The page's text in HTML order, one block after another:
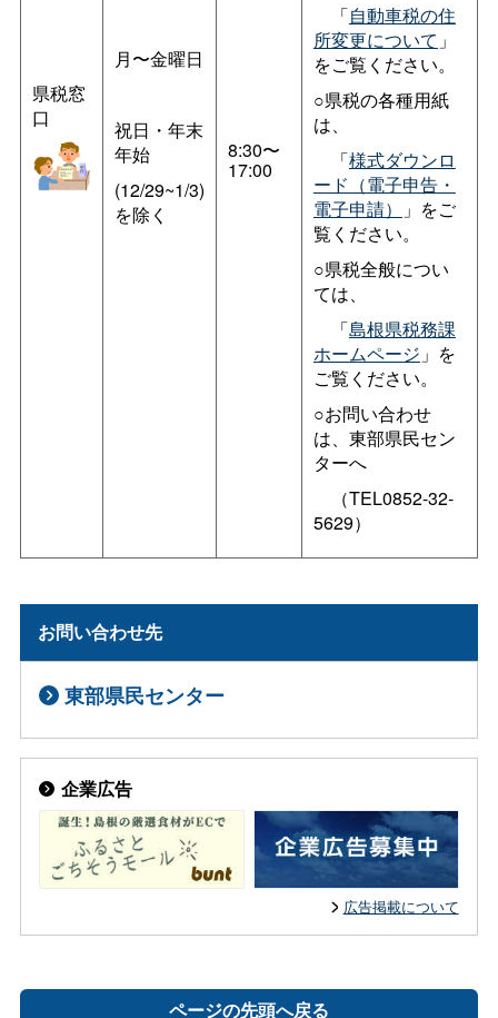
県税窓
口
月〜金曜日
祝日・年末
年始
(12/29~1/3)
を除く
8:30〜
17:00
「自動車税の住
所変更について 」
をご覧ください。
○県税の各種用紙
は、
「様式ダウンロ
ード（電子申告・
電子申請）
」をご
覧ください。
○県税全般につい
ては、
「島根県税務課
ホームページ 」を
ご覧ください。
○お問い合わせ
は、東部県民セン
ターへ
（TEL0852-32-
5629）
お問い合わせ先
東部県民センター
企業広告
広告掲載について
ページの先頭へ戻る